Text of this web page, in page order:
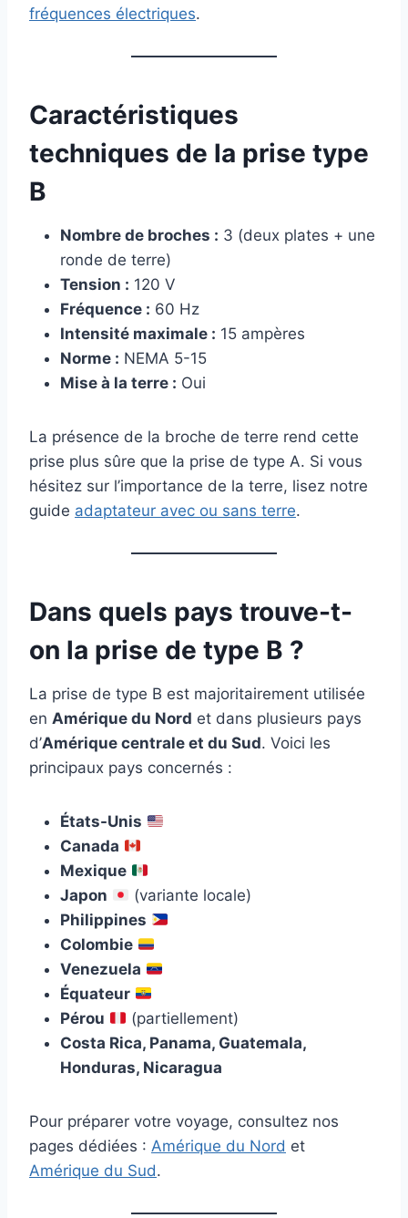
fréquences électriques.
Caractéristiques
techniques de la prise type
B
Nombre de broches : 3 (deux plates + une
ronde de terre)
Tension : 120 V
Fréquence : 60 Hz
Intensité maximale : 15 ampères
Norme : NEMA 5-15
Mise à la terre : Oui
La présence de la broche de terre rend cette
prise plus sûre que la prise de type A. Si vous
hésitez sur l’importance de la terre, lisez notre
guide adaptateur avec ou sans terre.
Dans quels pays trouve-t-
on la prise de type B ?
La prise de type B est majoritairement utilisée
en Amérique du Nord et dans plusieurs pays
d’Amérique centrale et du Sud. Voici les
principaux pays concernés :
États-Unis
Canada
Mexique
Japon
(variante locale)
Philippines
Colombie
Venezuela
Équateur
Pérou
(partiellement)
Costa Rica, Panama, Guatemala,
Honduras, Nicaragua
Pour préparer votre voyage, consultez nos
pages dédiées : Amérique du Nord et
Amérique du Sud.